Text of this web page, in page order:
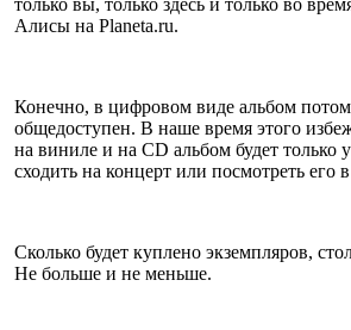
только вы, только здесь и только во
Алисы на Planeta.ru.
Конечно, в цифровом виде альбом потом
общедоступен. В наше время этого
на виниле и на CD альбом будет только
сходить на концерт или посмотреть его
Сколько будет куплено экземпляров,
Не больше и не меньше.